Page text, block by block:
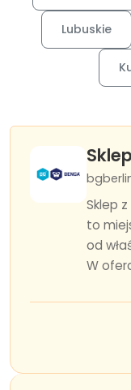
Lubuskie
Sklep
to
od
W